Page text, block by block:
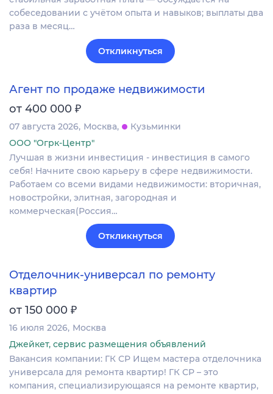
собеседовании с учётом опыта и навыков; выплаты два
раза в месяц…
Откликнуться
Агент по продаже недвижимости
от 400 000 ₽
07 августа 2026 Москва
Кузьминки
ООО "Огрк-Центр"
Лучшая в жизни инвестиция - инвестиция в самого
себя! Начните свою карьеру в сфере недвижимости.
Работаем со всеми видами недвижимости: вторичная,
новостройки, элитная, загородная и
коммерческая(Россия…
Откликнуться
Отделочник-универсал по ремонту
квартир
от 150 000 ₽
16 июля 2026 Москва
Джейкет, сервис размещения объявлений
Вакансия компании: ГК СР Ищем мастера отделочника
универсала для ремонта квартир! ГК СР – это
компания, специализирующаяся на ремонте квартир,